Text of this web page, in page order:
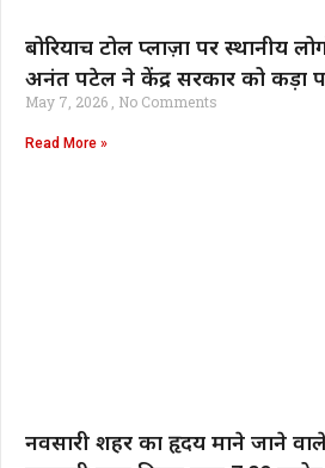
बोरियाच टोल प्लाज़ा पर स्थानीय
अनंत पटेल ने केंद्र सरकार को कड़ा
May 7, 2026 No Comments
Read More »
नवसारी शहर का हृदय माने जाने